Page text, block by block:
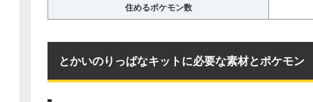
住めるポケモン数
とかいのりっぱなキットに必要な素材とポケモン